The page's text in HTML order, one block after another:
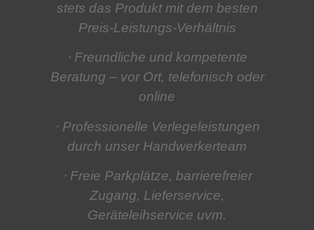
stets das Produkt mit dem besten
Preis-Leistungs-Verhältnis
⋅ Freundliche und kompetente
Beratung – vor Ort, telefonisch oder
online
⋅ Professionelle Verlegeleistungen
durch unser Handwerkerteam
⋅ Freie Parkplätze, barrierefreier
Zugang, Lieferservice,
Geräteleihservice uvm.